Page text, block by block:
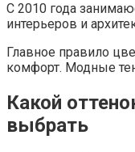
С 2010 года
интерьеров и
Главное правило
комфорт. Модные
Какой
выбрать